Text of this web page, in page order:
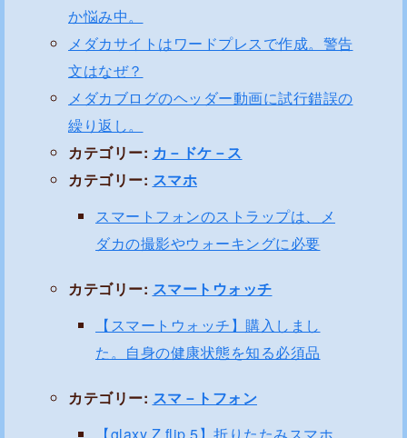
か悩み中。
メダカサイトはワードプレスで作成。警告
文はなぜ？
メダカブログのヘッダー動画に試行錯誤の
繰り返し。
カテゴリー: カ－ドケ－ス
カテゴリー: スマホ
スマートフォンのストラップは、メ
ダカの撮影やウォーキングに必要
カテゴリー: スマートウォッチ
【スマートウォッチ】購入しまし
た。自身の健康状態を知る必須品
カテゴリー: スマ－トフォン